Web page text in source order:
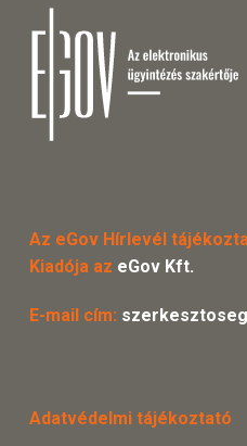
Az eGov Hírlevél
Kiadója az eGov Kft.
E-mail cím:
Adatvédelmi tájékoztató